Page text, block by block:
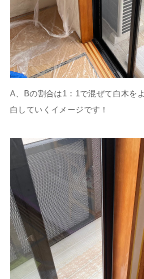
A、Bの割合は1：1で混ぜて白木を
白していくイメージです！